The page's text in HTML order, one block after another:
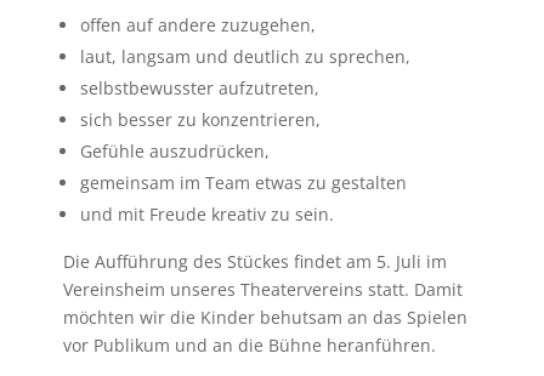
offen auf andere zuzugehen,
laut, langsam und deutlich zu sprechen,
selbstbewusster aufzutreten,
sich besser zu konzentrieren,
Gefühle auszudrücken,
gemeinsam im Team etwas zu gestalten
und mit Freude kreativ zu sein.
Die Aufführung des Stückes findet am 5. Juli im
Vereinsheim unseres Theatervereins statt. Damit
möchten wir die Kinder behutsam an das Spielen
vor Publikum und an die Bühne heranführen.